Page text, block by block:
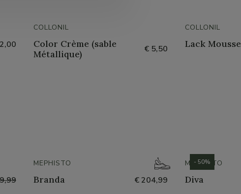
COLLONIL
Color Crème (sable
Métallique)
€ 5,50
COLLONIL
Lack Mousse
MEPHISTO
Branda € 204,99
MEPHISTO
Diva
- 50%